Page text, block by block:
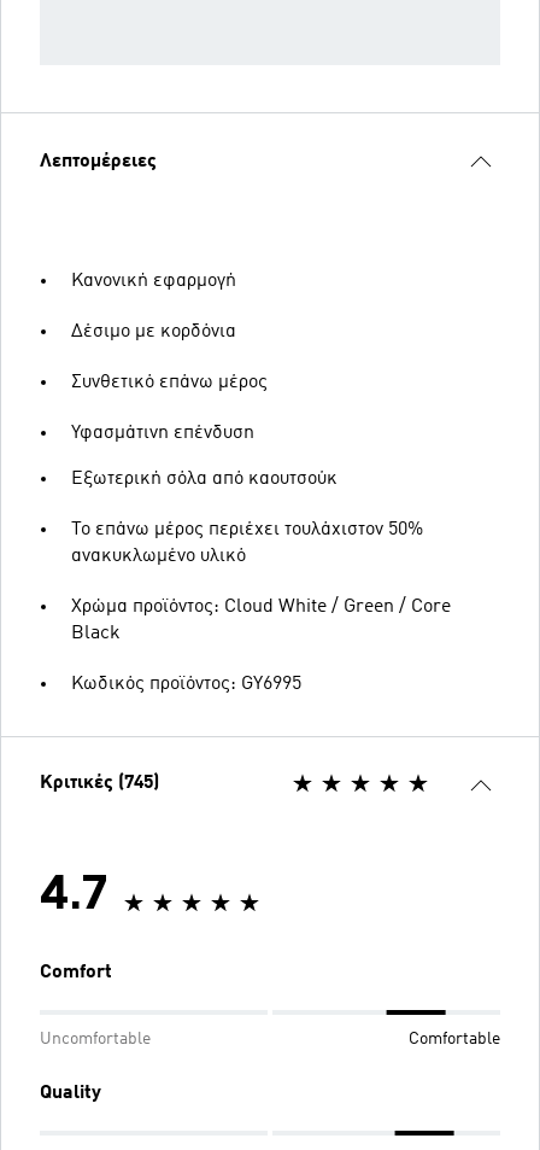
Λεπτομέρειες
Κανονική εφαρμογή
Δέσιμο με κορδόνια
Συνθετικό επάνω μέρος
Υφασμάτινη επένδυση
Εξωτερική σόλα από καουτσούκ
Το επάνω μέρος περιέχει τουλάχιστον 50%
ανακυκλωμένο υλικό
Χρώμα προϊόντος: Cloud White / Green / Core
Black
Κωδικός προϊόντος: GY6995
Κριτικές (745)
4.7
Comfort
Uncomfortable Comfortable
Quality